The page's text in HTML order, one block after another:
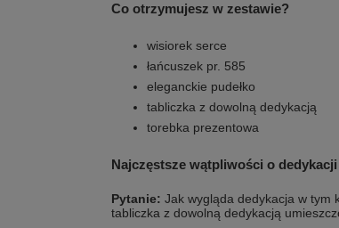
Co otrzymujesz w zestawie?
wisiorek serce
łańcuszek pr. 585
eleganckie pudełko
tabliczka z dowolną dedykacją
torebka prezentowa
Najczęstsze wątpliwości o
Pytanie: Jak wygląda dedykacja w tym
tabliczka z dowolną dedykacją